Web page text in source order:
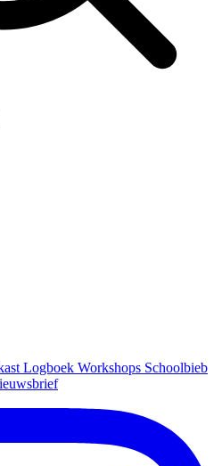
Logboek Workshops Schoolbieb